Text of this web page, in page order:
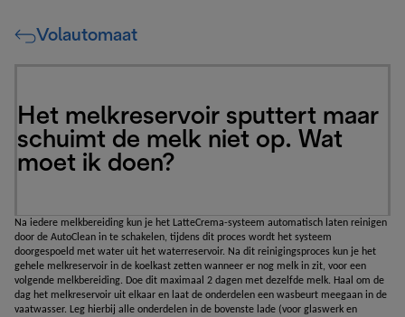
Volautomaat
Het melkreservoir sputtert maar
schuimt de melk niet op. Wat
moet ik doen?
Na iedere melkbereiding kun je het LatteCrema-systeem automatisch laten reinigen
door de AutoClean in te schakelen, tijdens dit proces wordt het systeem
doorgespoeld met water uit het waterreservoir. Na dit reinigingsproces kun je het
gehele melkreservoir in de koelkast zetten wanneer er nog melk in zit, voor een
volgende melkbereiding. Doe dit maximaal 2 dagen met dezelfde melk. Haal om de
dag het melkreservoir uit elkaar en laat de onderdelen een wasbeurt meegaan in de
vaatwasser. Leg hierbij alle onderdelen in de bovenste lade (voor glaswerk en